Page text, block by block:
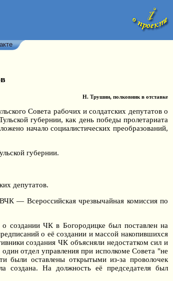
Н. Трушин, полковник в отставке
Совета рабочих и солдатских депутатов о
губернии, как день победы пролетариата
начало социалистических преобразований,
губернии.
депутатов.
— Всероссийская чрезвычайная комиссия по
создании ЧК в Богородицке был поставлен на
о её создании и массой накопившихся
создания ЧК объясняли недостатком сил и
отдел управления при исполкоме Совета "не
были оставлены открытыми из-за проволочек
создана. На должность её председателя был